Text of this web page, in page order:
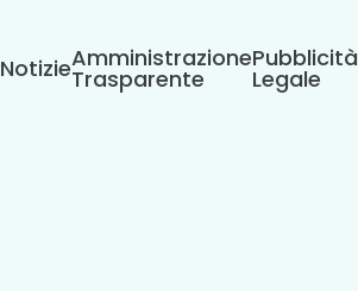
NotizieAmministrazione
Trasparente
Pubblicità
Legale